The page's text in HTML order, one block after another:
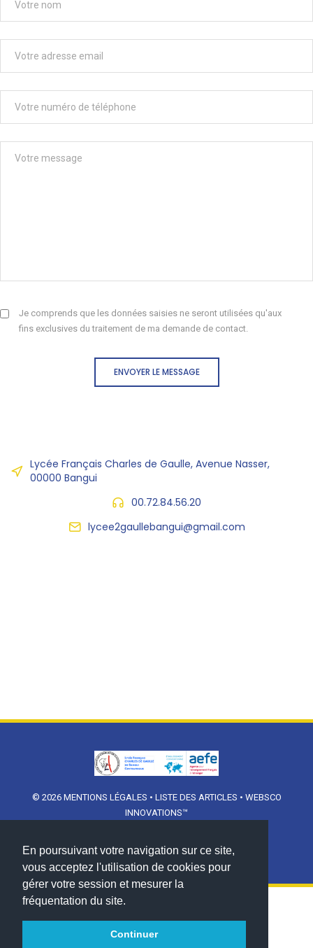
En poursuivant votre navigation sur ce site,
vous acceptez l'utilisation de cookies pour
gérer votre session et mesurer la
fréquentation du site.
Continuer
Je comprends que les données saisies ne seront utilisées qu'aux
fins exclusives du traitement de ma demande de contact.
ENVOYER LE MESSAGE
Lycée Français Charles de Gaulle, Avenue Nasser,
00000 Bangui
00.72.84.56.20
lycee2gaullebangui@gmail.com
© 2026 MENTIONS LÉGALES • LISTE DES ARTICLES • WEBSCO
INNOVATIONS™